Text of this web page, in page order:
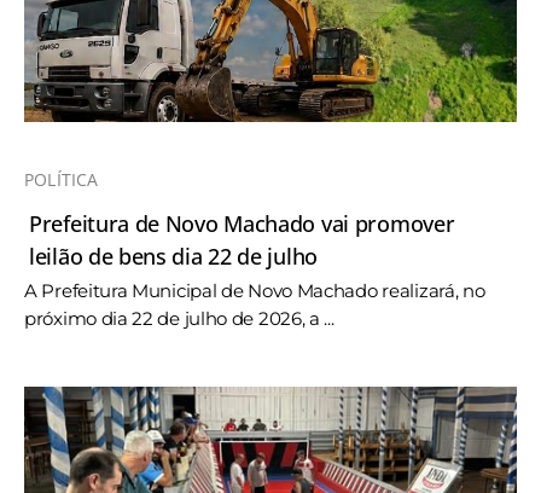
POLÍTICA
Prefeitura de Novo Machado vai promover
leilão de bens dia 22 de julho
A Prefeitura Municipal de Novo Machado realizará, no
próximo dia 22 de julho de 2026, a ...